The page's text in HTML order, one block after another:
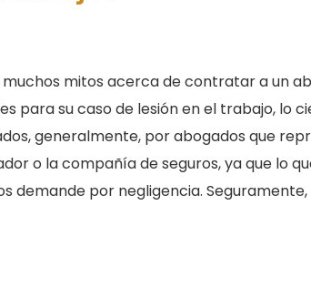
muchos mitos acerca de contratar a un
para su caso de lesión en el trabajo, lo
generalmente, por abogados que
o la compañía de seguros, ya que lo
demande por negligencia. Seguramente,